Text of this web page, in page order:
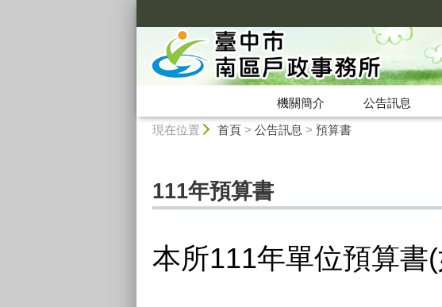
機關簡介 公告訊息
現在位置 首頁> 公告訊息 > 預算書
111年預算書
本所111年單位預算書